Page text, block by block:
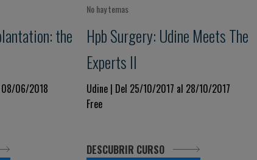
the
08/06/2018
No hay temas
Hpb Surgery: Udine Meets The
Experts II
Udine | Del 25/10/2017 al 28/10/2017
Free
DESCUBRIR CURSO